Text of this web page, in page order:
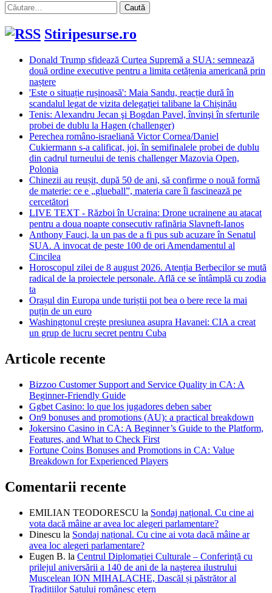
Caută
după:
Stiripesurse.ro
Donald Trump sfidează Curtea Supremă a SUA: semnează
două ordine executive pentru a limita cetățenia americană prin
naștere
'Este o situație rușinoasă': Maia Sandu, reacție dură în
scandalul legat de vizita delegației talibane la Chișinău
Tenis: Alexandru Jecan şi Bogdan Pavel, învinşi în sferturile
probei de dublu la Hagen (challenger)
Perechea româno-israeliană Victor Cornea/Daniel
Cukiermann s-a calificat, joi, în semifinalele probei de dublu
din cadrul turneului de tenis challenger Mazovia Open,
Polonia
Chinezii au reușit, după 50 de ani, să confirme o nouă formă
de materie: ce e „glueball”, materia care îi fascinează pe
cercetători
LIVE TEXT - Război în Ucraina: Drone ucrainene au atacat
pentru a doua noapte consecutiv rafinăria Slavneft-Ianos
Anthony Fauci, la un pas de a fi pus sub acuzare în Senatul
SUA. A invocat de peste 100 de ori Amendamentul al
Cincilea
Horoscopul zilei de 8 august 2026. Atenția Berbecilor se mută
radical de la proiectele personale. Află ce se întâmplă cu zodia
ta
Orașul din Europa unde turiștii pot bea o bere rece la mai
puțin de un euro
Washingtonul creşte presiunea asupra Havanei: CIA a creat
un grup de lucru secret pentru Cuba
Articole recente
Bizzoo Customer Support and Service Quality in CA: A
Beginner-Friendly Guide
Ggbet Casino: lo que los jugadores deben saber
On9 bonuses and promotions (AU): a practical breakdown
Jokersino Casino in CA: A Beginner’s Guide to the Platform,
Features, and What to Check First
Fortune Coins Bonuses and Promotions in CA: Value
Breakdown for Experienced Players
Comentarii recente
EMILIAN TEODORESCU la Sondaj național. Cu cine ai
vota dacă mâine ar avea loc alegeri parlamentare?
Dinescu la Sondaj național. Cu cine ai vota dacă mâine ar
avea loc alegeri parlamentare?
Eugen B. la Centrul Diplomației Culturale – Conferință cu
prilejul aniversării a 140 de ani de la nașterea ilustrului
Muscelean ION MIHALACHE, Dascăl și păstrător al
Tradițiilor Satului românesc etern